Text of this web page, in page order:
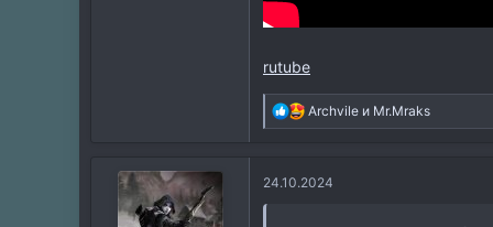
rutube
Р
е
ц
Archvile и Mr.Mraks
24.10.2024